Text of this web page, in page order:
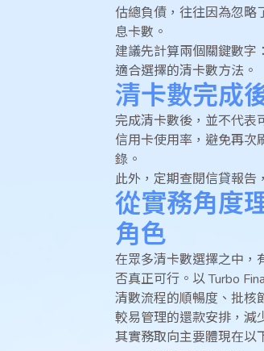
估總負債，往往因為忽略
息卡數。
建議先計算兩個關鍵數字
適合選擇的清卡數方法。
清卡數完成
完成清卡數後，並不代
信用卡使用率，避免再次
錄。
此外，定期查閱信貸報告
從實務角度
角色
在眾多清卡數選擇之中，
否真正可行。以 Turbo
清數流程的順暢度、批核
較易管理的還款安排，減
其實務取向主要體現在以